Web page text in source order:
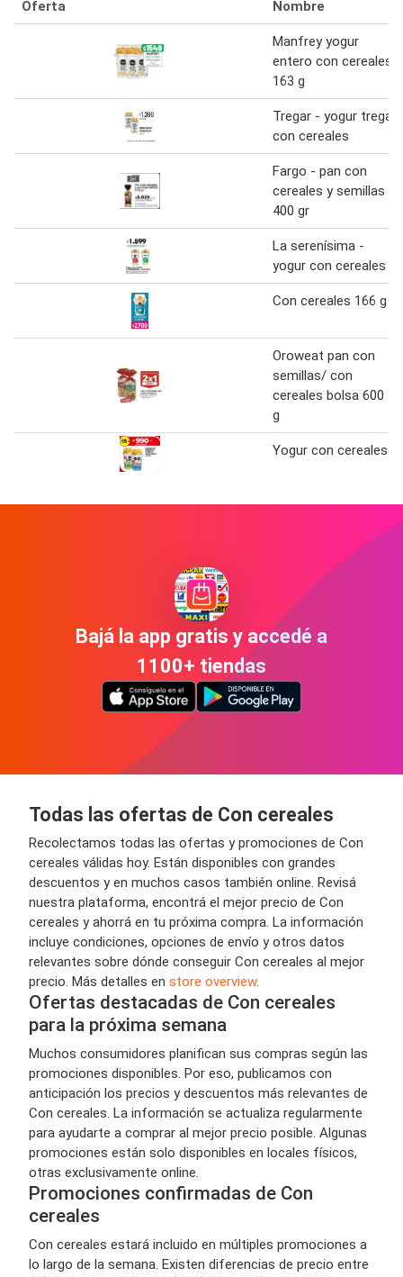
Oferta Nombre
Manfrey yogur
entero con cereales
163 g
Tregar - yogur trega
con cereales
Fargo - pan con
cereales y semillas
400 gr
La serenísima -
yogur con cereales
Con cereales 166 g
Oroweat pan con
semillas/ con
cereales bolsa 600
g
Yogur con cereales
Bajá la app gratis y accedé a
1100+ tiendas
Todas las ofertas de Con cereales
Recolectamos todas las ofertas y promociones de Con
cereales válidas hoy. Están disponibles con grandes
descuentos y en muchos casos también online. Revisá
nuestra plataforma, encontrá el mejor precio de Con
cereales y ahorrá en tu próxima compra. La información
incluye condiciones, opciones de envío y otros datos
relevantes sobre dónde conseguir Con cereales al mejor
precio. Más detalles en store overview.
Ofertas destacadas de Con cereales
para la próxima semana
Muchos consumidores planifican sus compras según las
promociones disponibles. Por eso, publicamos con
anticipación los precios y descuentos más relevantes de
Con cereales. La información se actualiza regularmente
para ayudarte a comprar al mejor precio posible. Algunas
promociones están solo disponibles en locales físicos,
otras exclusivamente online.
Promociones confirmadas de Con
cereales
Con cereales estará incluido en múltiples promociones a
lo largo de la semana. Existen diferencias de precio entre